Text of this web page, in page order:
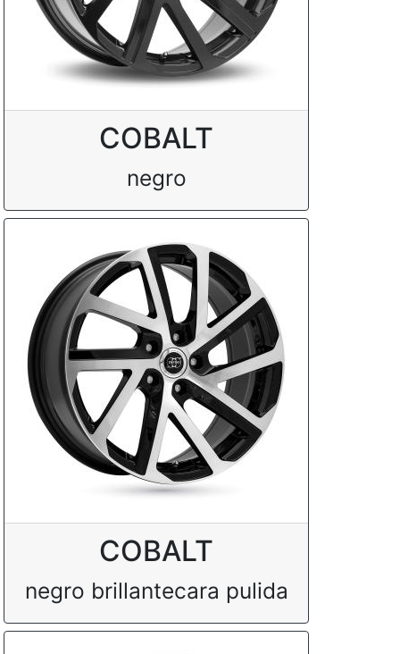
COBALT
negro
COBALT
negro brillantecara pulida